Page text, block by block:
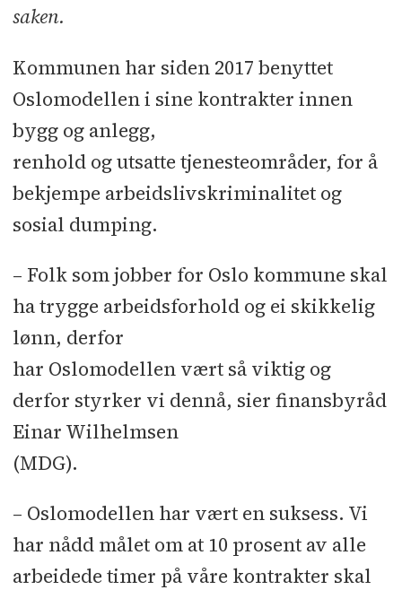
saken.
Kommunen har siden 2017 benyttet
Oslomodellen i sine kontrakter innen
bygg og anlegg,
renhold og utsatte tjenesteområder, for å
bekjempe arbeidslivskriminalitet og
sosial dumping.
– Folk som jobber for Oslo kommune skal
ha trygge arbeidsforhold og ei skikkelig
lønn, derfor
har Oslomodellen vært så viktig og
derfor styrker vi dennå, sier finansbyråd
Einar Wilhelmsen
(MDG).
– Oslomodellen har vært en suksess. Vi
har nådd målet om at 10 prosent av alle
arbeidede timer på våre kontrakter skal